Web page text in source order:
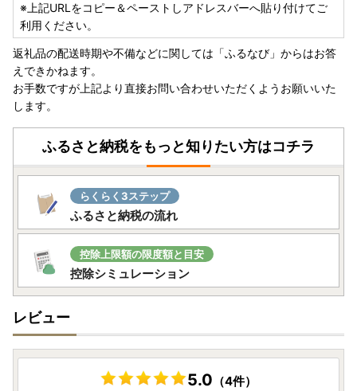
※上記URLをコピー＆ペーストしアドレスバーへ貼り付けてご
利用ください。
返礼品の配送時期や不備などに関しては「ふるなび」からはお答
えできかねます。
お手数ですが上記より直接お問い合わせいただくようお願いいた
します。
ふるさと納税をもっと知りたい方はコチラ
らくらく3ステップ
ふるさと納税の流れ
控除上限額の限度額と目安
控除シミュレーション
レビュー
5.0 （4件）